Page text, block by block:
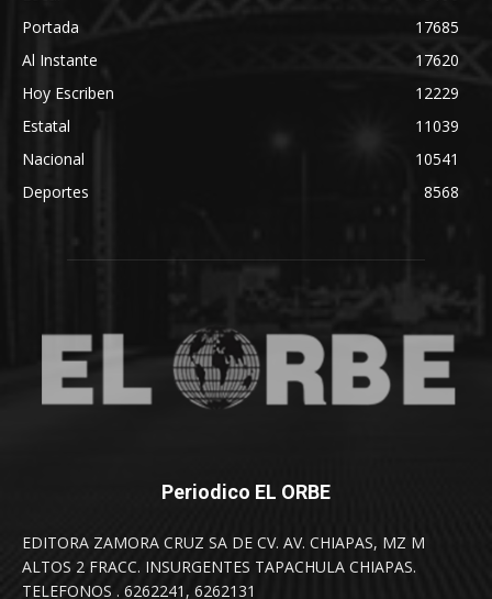
Portada
17685
Al Instante
17620
Hoy Escriben
12229
Estatal
11039
Nacional
10541
Deportes
8568
Periodico EL ORBE
EDITORA ZAMORA CRUZ SA DE CV. AV. CHIAPAS, MZ M
ALTOS 2 FRACC. INSURGENTES TAPACHULA CHIAPAS.
TELEFONOS . 6262241, 6262131